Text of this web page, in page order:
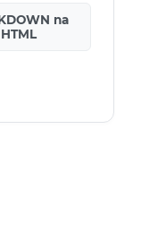
na
HTML